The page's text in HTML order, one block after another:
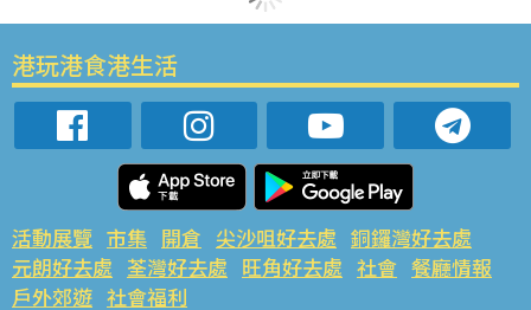
港玩港食港生活
活動展覽 市集 開倉 尖沙咀好去處 銅鑼灣好去處
元朗好去處 荃灣好去處 旺角好去處 社會 餐廳情報
戶外郊遊 社會福利